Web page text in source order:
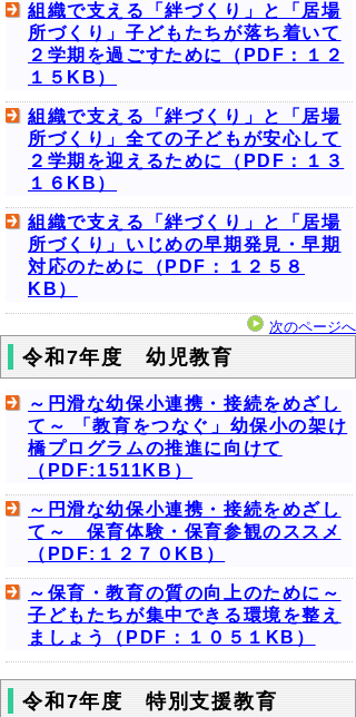
組織で支える「絆づくり」と「居場
所づくり」子どもたちが落ち着いて
２学期を過ごすために（PDF：１２
１５KB）
組織で支える「絆づくり」と「居場
所づくり」全ての子どもが安心して
２学期を迎えるために（PDF：１３
１６KB）
組織で支える「絆づくり」と「居場
所づくり」いじめの早期発見・早期
対応のために（PDF：１２５８
KB）
次のページへ
令和7年度 幼児教育
～円滑な幼保小連携・接続をめざし
て～ 「教育をつなぐ」幼保小の架け
橋プログラムの推進に向けて
（PDF:1511KB）
～円滑な幼保小連携・接続をめざし
て～ 保育体験・保育参観のススメ
（PDF:１２７０KB）
～保育・教育の質の向上のために～
子どもたちが集中できる環境を整え
ましょう（PDF：１０５１KB）
令和7年度 特別支援教育